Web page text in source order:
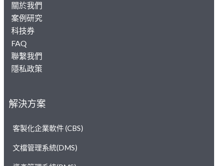
關於我們
案例研究
科技券
FAQ
聯繫我們
隱私政策
解決方案
客製化企業軟件 (CBS)
文檔管理系統(DMS)